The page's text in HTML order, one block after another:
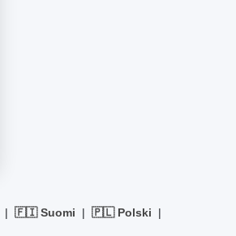
| 🇫🇮 Suomi | 🇵🇱 Polski
|